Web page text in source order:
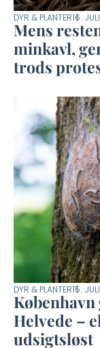
DYR & PLANTER16.
Mens
minkavl,
trods
DYR & PLANTER15.
Helvede –
udsigtsløst